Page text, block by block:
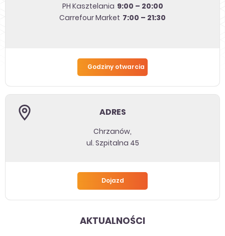
PH Kasztelania 9:00 – 20:00
Carrefour Market 7:00 – 21:30
Godziny otwarcia
ADRES
Chrzanów,
ul. Szpitalna 45
Dojazd
AKTUALNOŚCI